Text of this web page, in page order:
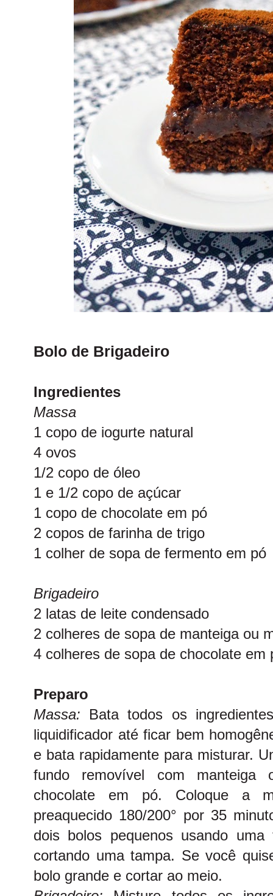
Bolo de Brigadeiro
Ingredientes
Massa
1 copo de iogurte natural
4 ovos
1/2 copo de óleo
1 e 1/2 copo de açúcar
1 copo de chocolate em pó
2 copos de farinha de trigo
1 colher de sopa de fermento em pó
Brigadeiro
2 latas de leite condensado
2 colheres de sopa de manteiga ou
4 colheres de sopa de chocolate em
Preparo
Massa: Bata todos os
liquidificador até ficar bem
e bata rapidamente para misturar.
fundo removível com manteiga
chocolate em pó. Coloque a
preaquecido 180/200° por 35
dois bolos pequenos usando
cortando uma tampa. Se você
bolo grande e cortar ao meio.